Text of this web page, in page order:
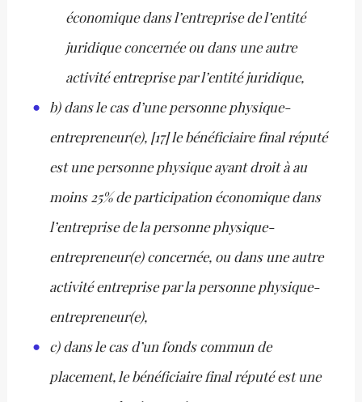
économique dans l’entreprise de l’entité
juridique concernée ou dans une autre
activité entreprise par l’entité juridique,
b) dans le cas d’une personne physique-
entrepreneur(e), [17] le bénéficiaire final réputé
est une personne physique ayant droit à au
moins 25% de participation économique dans
l’entreprise de la personne physique-
entrepreneur(e) concernée, ou dans une autre
activité entreprise par la personne physique-
entrepreneur(e),
c) dans le cas d’un fonds commun de
placement, le bénéficiaire final réputé est une